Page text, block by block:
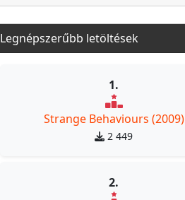
Legnépszerűbb letöltések
1.
Strange Behaviours (2009)
2 449
2.